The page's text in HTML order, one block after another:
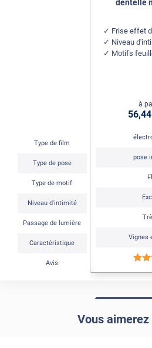
Type de film
Type de pose
Type de motif
Niveau d'intimité
Passage de lumière
Caractéristique
Avis
dentelle
Frise effet
Niveau
Motifs
à
56,44
pose
Vignes
Vous aimerez